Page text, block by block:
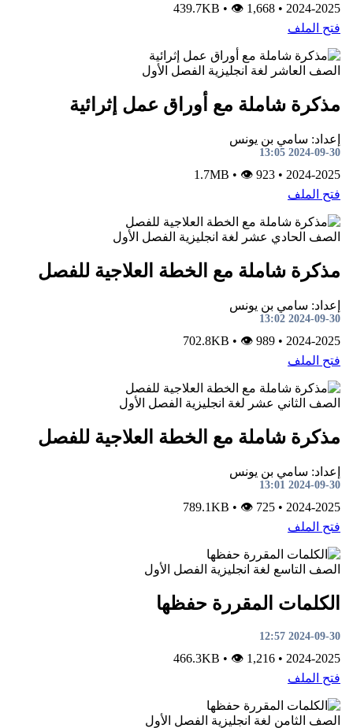
2024-2025
•
439.7KB
•👁 1,668
فتح الملف
الصف العاشر لغة انجليزية الفصل الأول
مذكرة شاملة مع أوراق عمل إثرائية
إعداد: سامي بن يونس
2024-09-30 13:05
2024-2025
•
1.7MB
•👁 923
فتح الملف
الصف الحادي عشر لغة انجليزية الفصل الأول
مذكرة شاملة مع الخطة العلاجية للفصل
إعداد: سامي بن يونس
2024-09-30 13:02
2024-2025
•
702.8KB
•👁 989
فتح الملف
الصف الثاني عشر لغة انجليزية الفصل الأول
مذكرة شاملة مع الخطة العلاجية للفصل
إعداد: سامي بن يونس
2024-09-30 13:01
2024-2025
•
789.1KB
•👁 725
فتح الملف
الصف التاسع لغة انجليزية الفصل الأول
الكلمات المقررة حفظها
2024-09-30 12:57
2024-2025
•
466.3KB
•👁 1,216
فتح الملف
الصف الثامن لغة انجليزية الفصل الأول